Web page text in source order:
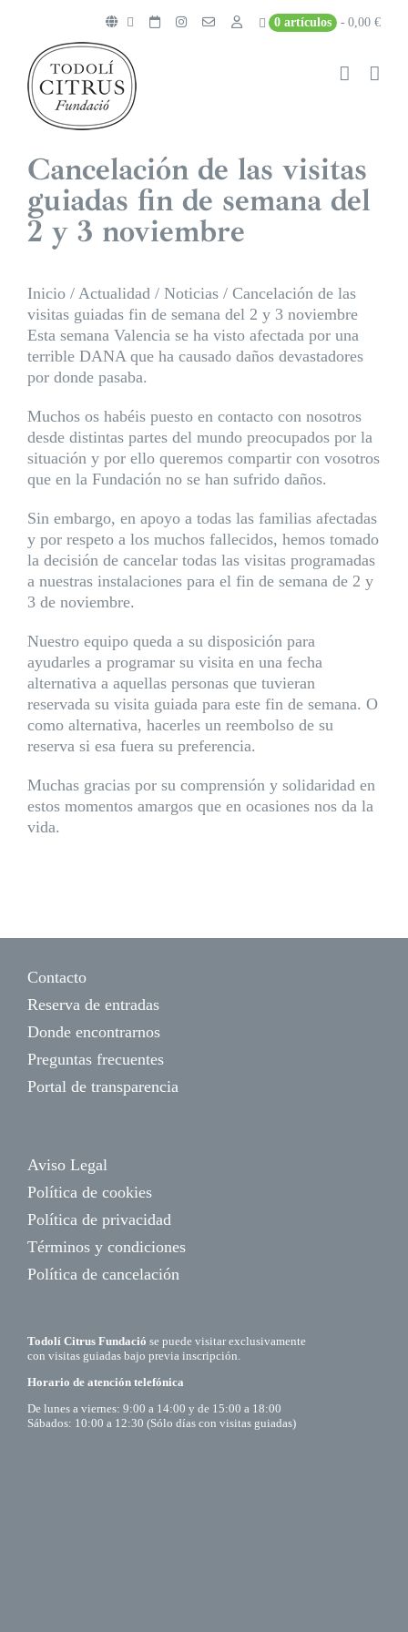
contenido
0 artículos 0,00 €
Cancelación de las visitas
guiadas fin de semana del
2 y 3 noviembre
Inicio / Actualidad / Noticias / Cancelación de las
visitas guiadas fin de semana del 2 y 3 noviembre
Esta semana Valencia se ha visto afectada por una
terrible DANA que ha causado daños devastadores
por donde pasaba.
Muchos os habéis puesto en contacto con nosotros
desde distintas partes del mundo preocupados por la
situación y por ello queremos compartir con vosotros
que en la Fundación no se han sufrido daños.
Sin embargo, en apoyo a todas las familias afectadas
y por respeto a los muchos fallecidos, hemos tomado
la decisión de cancelar todas las visitas programadas
a nuestras instalaciones para el fin de semana de 2 y
3 de noviembre.
Nuestro equipo queda a su disposición para
ayudarles a programar su visita en una fecha
alternativa a aquellas personas que tuvieran
reservada su visita guiada para este fin de semana. O
como alternativa, hacerles un reembolso de su
reserva si esa fuera su preferencia.
Muchas gracias por su comprensión y solidaridad en
estos momentos amargos que en ocasiones nos da la
vida.
Contacto
Reserva de entradas
Donde encontrarnos
Preguntas frecuentes
Portal de transparencia
Aviso Legal
Política de cookies
Política de privacidad
Términos y condiciones
Política de cancelación
Todolí Citrus Fundació se puede visitar exclusivamente
con visitas guiadas bajo previa inscripción.
Horario de atención telefónica
De lunes a viernes: 9:00 a 14:00 y de 15:00 a 18:00
Sábados: 10:00 a 12:30 (Sólo días con visitas guiadas)